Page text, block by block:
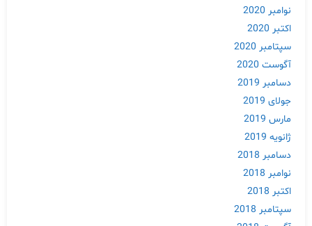
نوامبر 2020
اکتبر 2020
سپتامبر 2020
آگوست 2020
دسامبر 2019
جولای 2019
مارس 2019
ژانویه 2019
دسامبر 2018
نوامبر 2018
اکتبر 2018
سپتامبر 2018